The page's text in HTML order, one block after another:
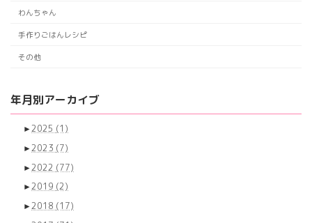
わんちゃん
手作りごはんレシピ
その他
年月別アーカイブ
►2025 (1)
►2023 (7)
►2022 (77)
►2019 (2)
►2018 (17)